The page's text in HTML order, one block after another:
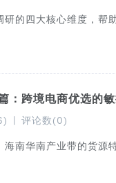
的四大核心维度，帮
：跨境电商优选的
评论数(0)
南华南产业带的货源